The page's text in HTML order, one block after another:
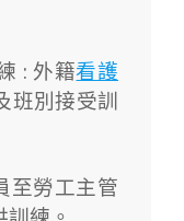
: 外籍看護
班別接受訓
至勞工主管